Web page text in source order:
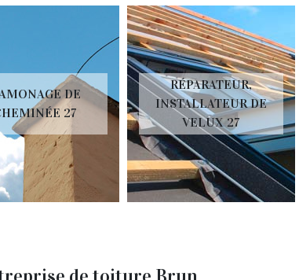
DE
27
RÉPARATEUR,
INSTALLATEUR DE
VELUX 27